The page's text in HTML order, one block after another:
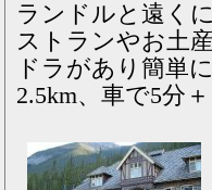
ランドルと遠く
ストランやお土
ドラがあり簡単
2.5km、車で5分